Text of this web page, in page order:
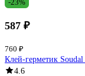
-23%
587 ₽
760 ₽
Клей-герметик
4.6